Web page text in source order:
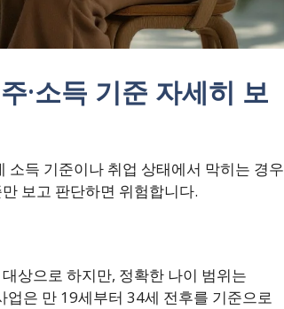
·소득 기준 자세히 보
소득 기준이나 취업 상태에서 막히는 경우
보고 판단하면 위험합니다.
상으로 하지만, 정확한 나이 범위는
은 만 19세부터 34세 전후를 기준으로